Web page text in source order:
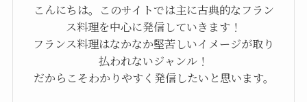
こんにちは。このサイトでは主に古典的なフラン
ス料理を中心に発信していきます！
フランス料理はなかなか堅苦しいイメージが取り
払われないジャンル！
だからこそわかりやすく発信したいと思います。